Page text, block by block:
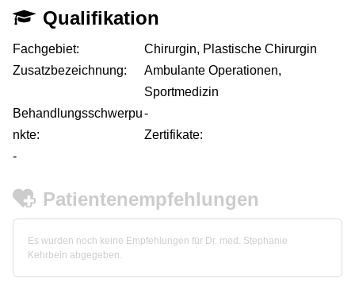
Qualifikation
Fachgebiet:
Chirurgin, Plastische Chirurgin
Zusatzbezeichnung:
Ambulante Operationen,
Sportmedizin
Behandlungsschwerpu
nkte:
-
Zertifikate:
-
Patientenempfehlungen
Es wurden noch keine Empfehlungen für Dr. med. Stephanie
Kehrbein abgegeben.